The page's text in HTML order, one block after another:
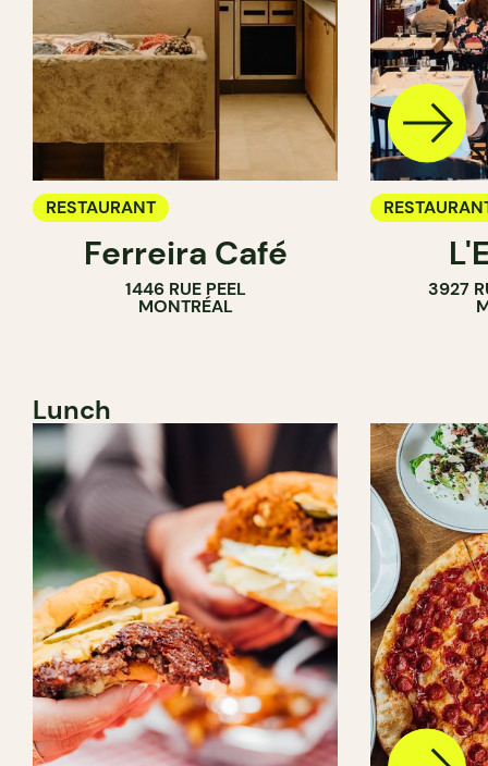
RESTAURANT
Ferreira Café
1446 RUE PEEL
MONTRÉAL
3927
Lunch